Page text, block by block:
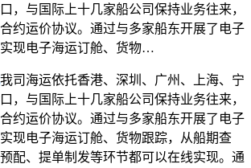
，与国际上十几家船公司保持业务往来，
约运价协议。通过与多家船东开展了电子
现电子海运订舱、货物…
我司海运依托香港、深圳、广州、上海、宁
，与国际上十几家船公司保持业务往来，
约运价协议。通过与多家船东开展了电子
现电子海运订舱、货物跟踪，从船期查
配、提单制发等环节都可以在线实现。通